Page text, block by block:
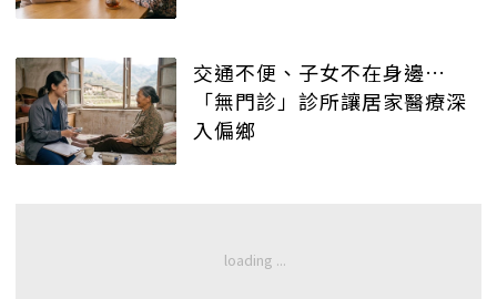
交通不便、子女不在身邊…
「無門診」診所讓居家醫療深
入偏鄉